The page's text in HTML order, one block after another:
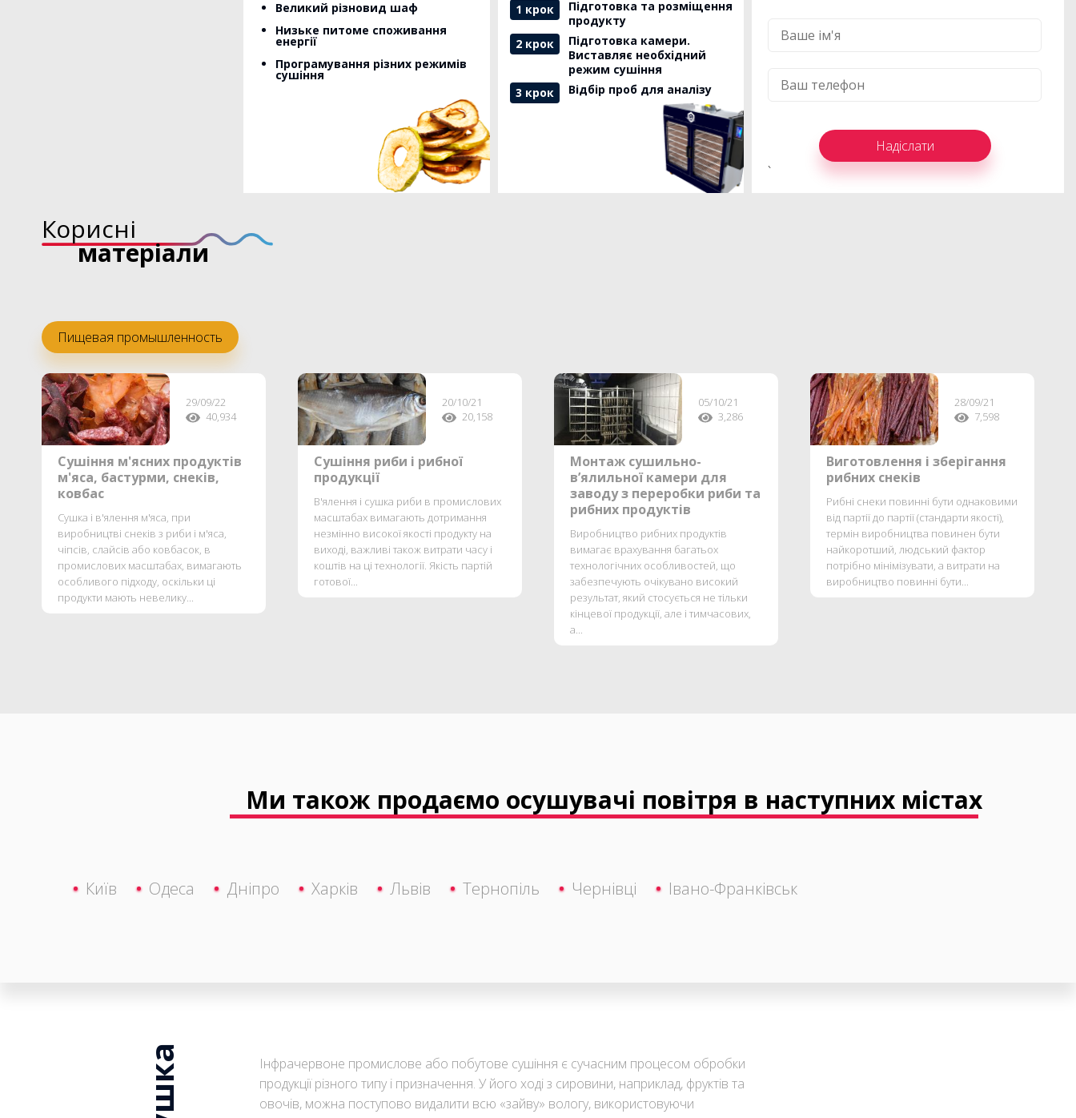
Великий різновид шаф
Низьке питоме споживання
енергії
Програмування різних режимів
сушіння
1 крок
Підготовка та розміщення
продукту
2 крок
Підготовка камери.
Виставляє необхідний
режим сушіння
3 крок
Відбір проб для аналізу
Ім'я
Телефон
Надіслати
`
Корисні
матеріали
Пищевая промышленность
29/09/22
40,934
Сушіння м'ясних продуктів
м'яса, бастурми, снеків,
ковбас
Сушка і в'ялення м'яса, при
виробництві снеків з риби і м'яса,
чіпсів, слайсів або ковбасок, в
промислових масштабах, вимагають
особливого підходу, оскільки ці
продукти мають невелику...
20/10/21
20,158
Сушіння риби і рибної
продукції
В'ялення і сушка риби в промислових
масштабах вимагають дотримання
незмінно високої якості продукту на
виході, важливі також витрати часу і
коштів на ці технології. Якість партій
готової...
05/10/21
3,286
Монтаж сушильно-
в’ялильної камери для
заводу з переробки риби та
рибних продуктів
Виробництво рибних продуктів
вимагає врахування багатьох
технологічних особливостей, що
забезпечують очікувано високий
результат, який стосується не тільки
кінцевої продукції, але і тимчасових,
а...
28/09/21
7,598
Виготовлення і зберігання
рибних снеків
Рибні снеки повинні бути однаковими
від партії до партії (стандарти якості),
термін виробництва повинен бути
найкоротший, людський фактор
потрібно мінімізувати, а витрати на
виробництво повинні бути...
Ми також продаємо осушувачі повітря в наступних містах
Київ Одеса Дніпро Харків Львів Тернопіль Чернівці Івано-Франківськ
Інфрачервоне промислове або побутове сушіння є сучасним процесом обробки
продукції різного типу і призначення. У його ході з сировини, наприклад, фруктів та
овочів, можна поступово видалити всю «зайву» вологу, використовуючи